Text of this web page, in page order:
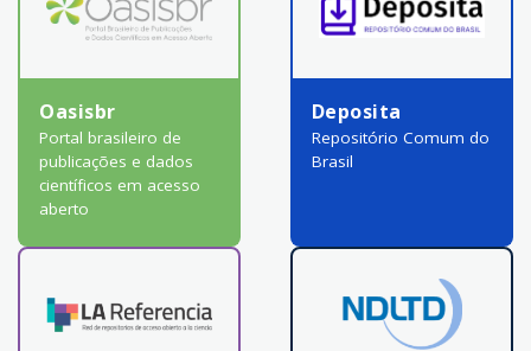
Oasisbr
Portal brasileiro de
publicações e dados
científicos em acesso
aberto
Deposita
Repositório Comum do
Brasil